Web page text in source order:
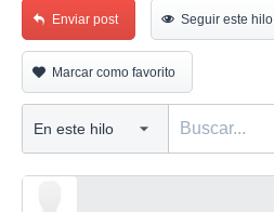
Enviar post Seguir este hilo
Marcar como favorito